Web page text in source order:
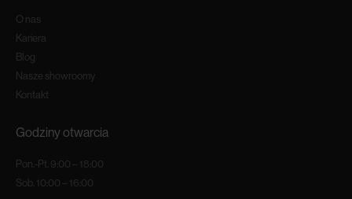
O nas
Kariera
Blog
Nasze showroomy
Kontakt
Godziny otwarcia
Pon.-Pt. 9:00 – 18:00
Sob. 10:00 – 16:00